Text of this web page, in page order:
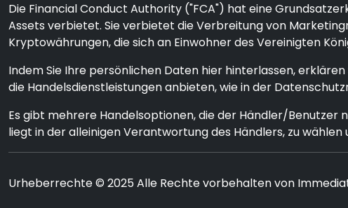
Die Financial Conduct Authority ("FCA") hat eine
Assets verbietet. Sie verbietet die Verbreitung von
Kryptowährungen, die sich an Einwohner des Vereinigten
Indem Sie Ihre persönlichen Daten hier hinterlassen,
die Handelsdienstleistungen anbieten, wie in der
Es gibt mehrere Handelsoptionen, die der Händler/Benutzer
liegt in der alleinigen Verantwortung des Händlers, zu
Urheberrechte © 2025 Alle Rechte vorbehalten von